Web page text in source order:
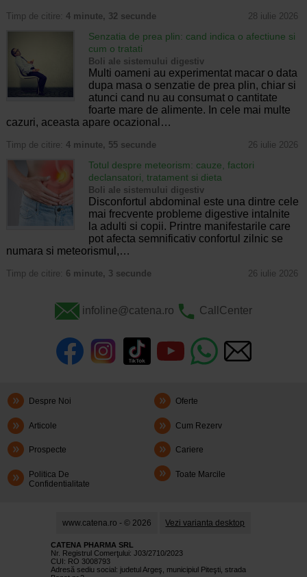
Timp de citire: 4 minute, 32 secunde 28 iulie 2026
Senzatia de prea plin: cand indica o afectiune si
cum o tratati
Boli ale sistemului digestiv
Multi oameni au experimentat macar o data
dupa masa o senzatie de prea plin, chiar si
atunci cand nu au consumat o cantitate
foarte mare de alimente. In cele mai multe
cazuri, aceasta apare ocazional…
Timp de citire: 4 minute, 55 secunde 26 iulie 2026
Totul despre meteorism: cauze, factori
declansatori, tratament si dieta
Boli ale sistemului digestiv
Disconfortul abdominal este una dintre cele
mai frecvente probleme digestive intalnite
la adulti si copii. Printre manifestarile care
pot afecta semnificativ confortul zilnic se
numara si meteorismul,…
Timp de citire: 6 minute, 3 secunde 26 iulie 2026
infoline@catena.ro CallCenter
Despre Noi Oferte
Articole Cum Rezerv
Prospecte Cariere
Politica De
Confidentialitate
Toate Marcile
www.catena.ro - © 2026 Vezi varianta desktop
CATENA PHARMA SRL
Nr. Registrul Comerţului: J03/2710/2023
CUI: RO 3008793
Adresă sediu social: judetul Argeş, municipiul Piteşti, strada